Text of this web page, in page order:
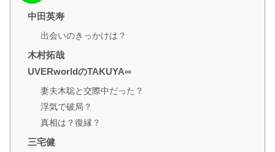
中田英寿
出会いのきっかけは？
木村拓哉
UVERworldのTAKUYA∞
妻夫木聡と交際中だった？
浮気で破局？
真相は？復縁？
三宅健